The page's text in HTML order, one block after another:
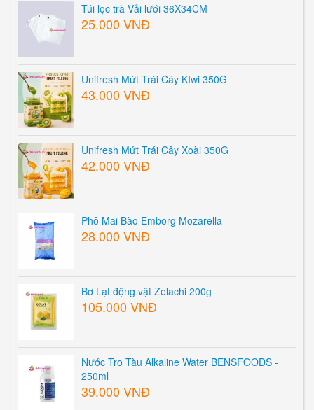
Túi lọc trà Vải lưới 36X34CM
25.000 VNĐ
Unifresh Mứt Trái Cây KIwi 350G
43.000 VNĐ
Unifresh Mứt Trái Cây Xoài 350G
42.000 VNĐ
Phô Mai Bào Emborg Mozarella
28.000 VNĐ
Bơ Lạt động vật Zelachi 200g
105.000 VNĐ
Nước Tro Tàu Alkaline Water BENSFOODS -
250ml
39.000 VNĐ